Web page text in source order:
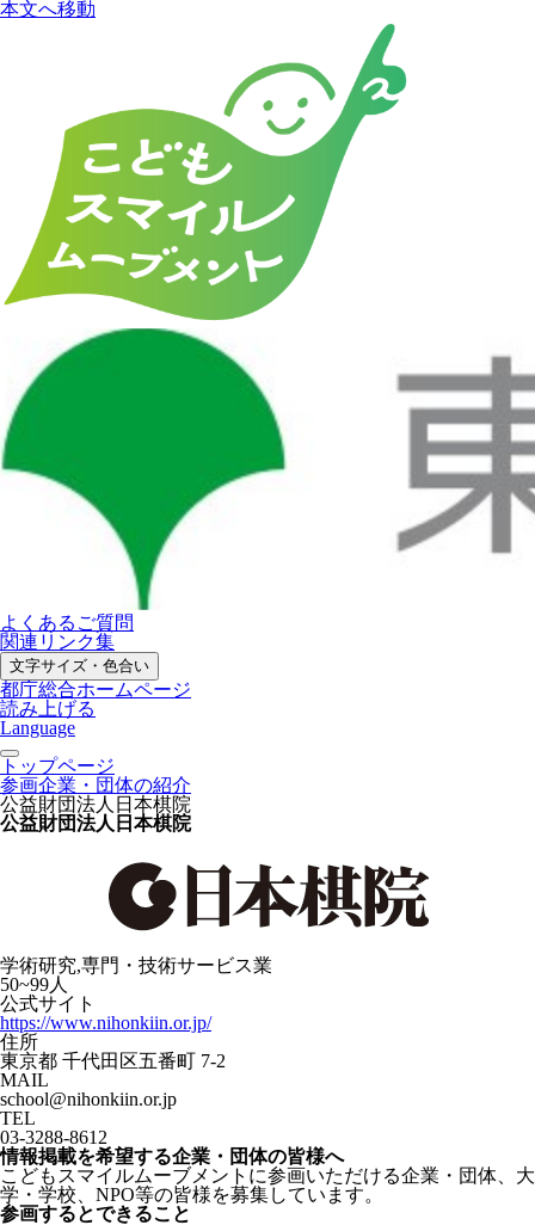
本文へ移動
よくあるご質問
関連リンク集
文字サイズ・色合い
都庁総合ホームページ
読み上げる
Language
トップページ
参画企業・団体の紹介
公益財団法人日本棋院
公益財団法人日本棋院
学術研究,専門・技術サービス業
50~99人
公式サイト
https://www.nihonkiin.or.jp/
住所
東京都 千代田区五番町 7-2
MAIL
school@nihonkiin.or.jp
TEL
03-3288-8612
情報掲載を希望する企業・団体の皆様へ
こどもスマイルムーブメントに参画いただける企業・団体、大
学・学校、NPO等の皆様を募集しています。
参画するとできること